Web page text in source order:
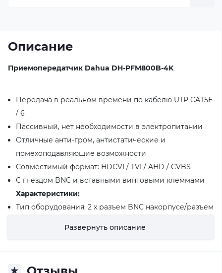
Описание
Приемопередатчик Dahua DH-PFM800B-4K
Передача в реальном времени по кабелю UTP CAT5E
/ 6
Пассивный, нет необходимости в электропитании
Отличные анти-гром, антистатические и
помехоподавляющие возможности
Совместимый формат: HDCVI / TVI / AHD / CVBS
С гнездом BNC и вставными винтовыми клеммами
Характеристики:
Тип оборудования: 2 х разъем BNC накорпусе/разъем
Назначение оборудования: Передача
Развернуть описание